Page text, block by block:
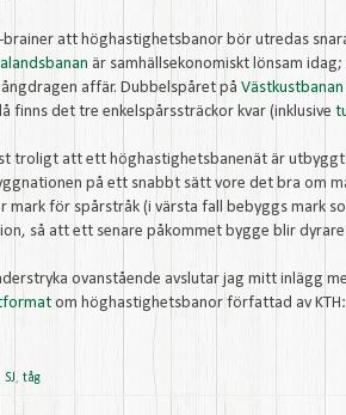
brainer att höghastighetsbanor bör utredas
är samhällsekonomiskt lönsam
affär. Dubbelspåret på Västkustbanan
finns det tre enkelspårssträckor kvar (inklusive
troligt att ett höghastighetsbanenät är
på ett snabbt sätt vore det bra om
mark för spårstråk (i värsta fall bebyggs mark
så att ett senare påkommet bygge blir
ovanstående avslutar jag mitt inlägg
om höghastighetsbanor författad av
SJ, tåg